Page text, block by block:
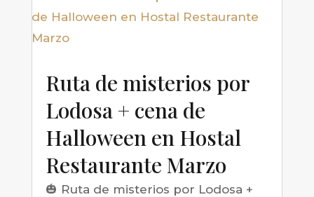
Ruta de misterios por
Lodosa + cena de
Halloween en Hostal
Restaurante Marzo
🎃 Ruta de misterios por Lodosa +